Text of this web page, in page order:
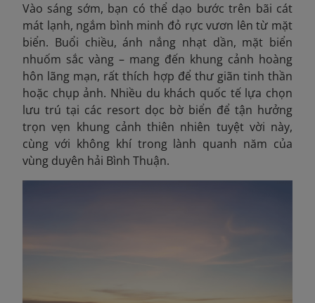
Vào sáng sớm, bạn có thể dạo bước trên bãi cát
mát lạnh, ngắm bình minh đỏ rực vươn lên từ mặt
biển. Buổi chiều, ánh nắng nhạt dần, mặt biển
nhuốm sắc vàng – mang đến khung cảnh hoàng
hôn lãng mạn, rất thích hợp để thư giãn tinh thần
hoặc chụp ảnh. Nhiều du khách quốc tế lựa chọn
lưu trú tại các resort dọc bờ biển để tận hưởng
trọn vẹn khung cảnh thiên nhiên tuyệt vời này,
cùng với không khí trong lành quanh năm của
vùng duyên hải Bình Thuận.